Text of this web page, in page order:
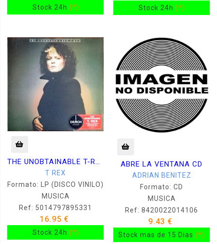
Stock 24h (*) Stock 24h (*)
THE UNOBTAINABLE T-REX: T-REX (180 Gr) LP
T REX
Formato: LP (DISCO VINILO)
MUSICA
Ref: 5014797895331
16.95 €
Stock 24h (*)
ABRE LA VENTANA CD
ADRIAN BENITEZ
Formato: CD
MUSICA
Ref: 8420022014106
9.43 €
Stock mas de 15 Dias (*)